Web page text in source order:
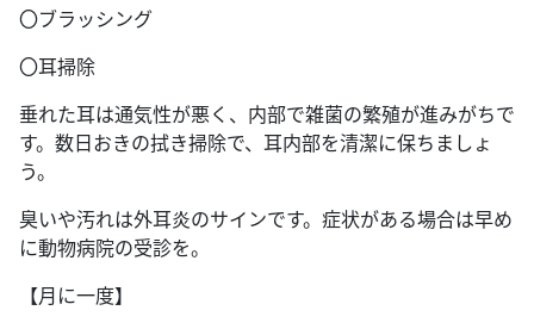
〇ブラッシング
〇耳掃除
垂れた耳は通気性が悪く、内部で雑菌の繁殖が進みがちで
す。数日おきの拭き掃除で、耳内部を清潔に保ちましょ
う。
臭いや汚れは外耳炎のサインです。症状がある場合は早め
に動物病院の受診を。
【月に一度】